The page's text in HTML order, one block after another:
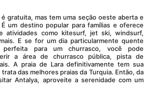
um destino popular para famílias e oferece
atividades como kitesurf, jet ski, windsurf,
E se for um dia particularmente quente
para um churrasco, você pode
a área de churrasco pública, pista de
A praia de Lara definitivamente tem sua
das melhores praias da Turquia. Então, da
Antalya, aproveite a serenidade com um